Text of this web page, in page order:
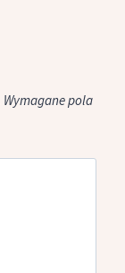
Wymagane pola